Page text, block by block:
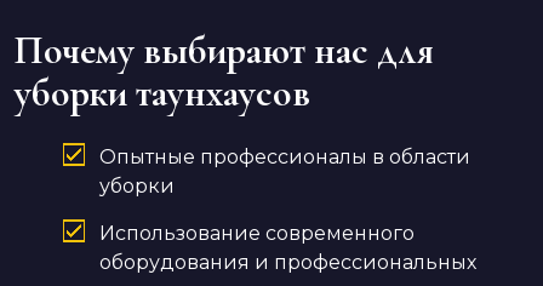
Почему выбирают нас для
уборки таунхаусов
Опытные профессионалы в области
уборки
Использование современного
оборудования и профессиональных